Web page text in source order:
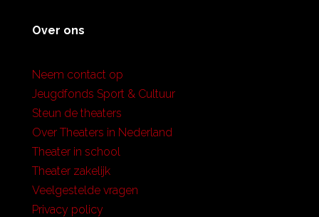
Over ons
Neem contact op
Jeugdfonds Sport & Cultuur
Steun de theaters
Over Theaters in Nederland
Theater in school
Theater zakelijk
Veelgestelde vragen
Privacy policy